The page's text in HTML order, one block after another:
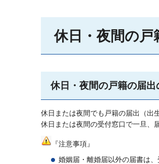
休日・夜間の戸
休日・夜間の戸籍の届出
休日または夜間でも戸籍の届出（出
休日または夜間の受付窓口で一旦、
『注意事項』
婚姻届・離婚届以外の届書は